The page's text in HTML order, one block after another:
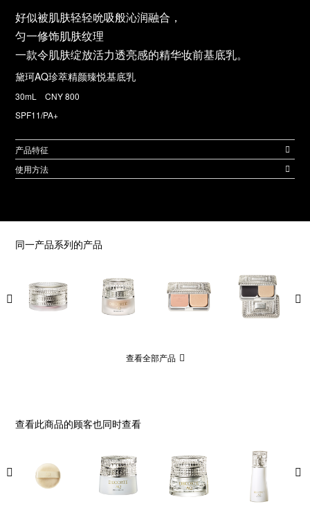
好似被肌肤轻轻吮吸般沁润融合，
匀一修饰肌肤纹理
一款令肌肤绽放活力透亮感的精华妆前基底乳。
黛珂AQ珍萃精颜臻悦基底乳
30mL CNY 800
SPF11/PA+
产品特征
使用方法
同一产品系列的产品
查看全部产品
查看此商品的顾客也同时查看